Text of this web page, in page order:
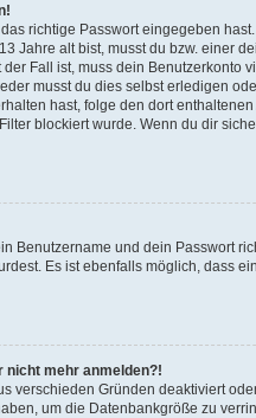
richtige Passwort eingegeben
Jahre alt bist, musst du bzw. einer
Fall ist, muss dein Benutzerkonto
musst du dies selbst erledigen
hast, folge den dort
blockiert wurde. Wenn du dir
Benutzername und dein Passwort
Es ist ebenfalls möglich, dass
nicht mehr anmelden?!
verschieden Gründen deaktiviert
um die Datenbankgröße zu